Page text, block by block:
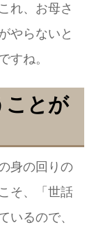
れ、お母さ
やらないと
すね。
ことが
身の回りの
そ、「世話
いるので、